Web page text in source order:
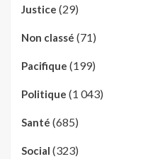
Justice (29)
Non classé (71)
Pacifique (199)
Politique (1 043)
Santé (685)
Social (323)